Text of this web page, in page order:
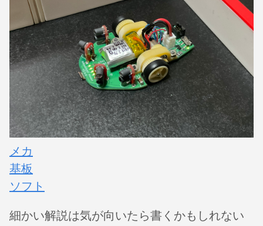
メカ
基板
ソフト
細かい解説は気が向いたら書くかもしれない